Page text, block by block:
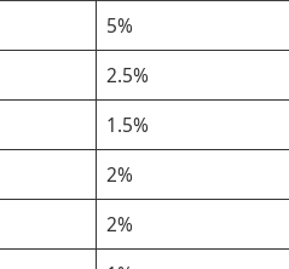
5%
2.5%
1.5%
2%
2%